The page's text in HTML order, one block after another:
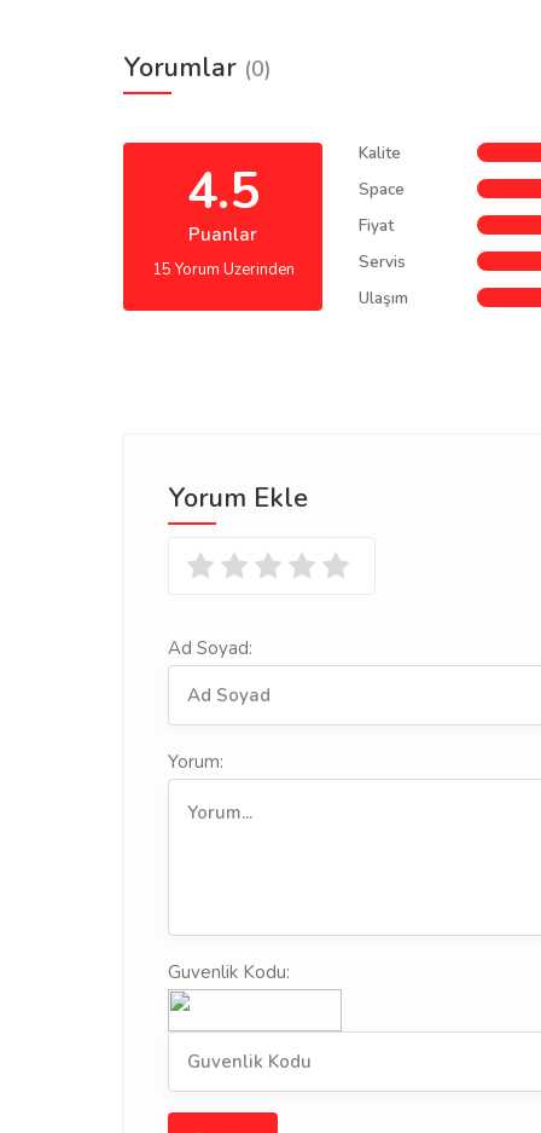
Yorumlar (0)
4.5
Puanlar
15 Yorum Uzerinden
Kalite
Space
Fiyat
Servis
Ulaşım
Yorum Ekle
Ad Soyad:
Yorum:
Guvenlik Kodu: